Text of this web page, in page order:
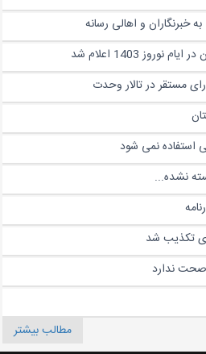
و اهالی رسانه
1403 اعلام شد
مستقر در تالار وحدت
نمی شود
نشده...
تکذیب شد
ندارد
مطالب بیشتر